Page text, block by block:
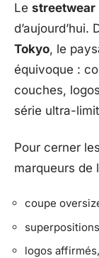
Le streetwear
d’aujourd’hui.
Tokyo, le
équivoque :
couches,
série ultra-
Pour cerner
marqueurs de
coupe
logos affirmés,